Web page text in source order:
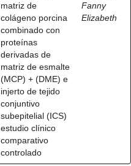
matriz de
colágeno porcina
combinado con
proteínas
derivadas de
matriz de esmalte
(MCP) + (DME) e
injerto de tejido
conjuntivo
subepitelial (ICS)
estudio clínico
comparativo
controlado
Fanny
Elizabeth